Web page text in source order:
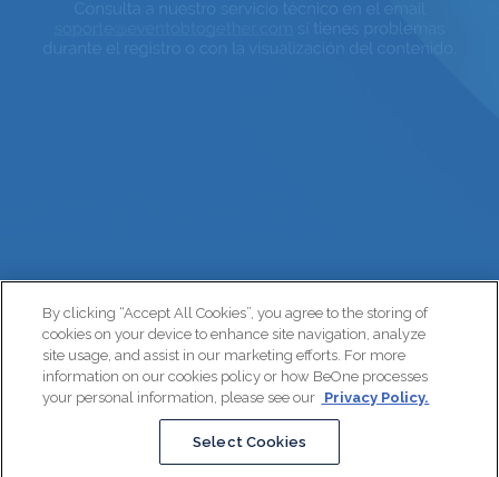
By clicking “Accept All Cookies”, you agree to the storing of
cookies on your device to enhance site navigation, analyze
site usage, and assist in our marketing efforts. For more
information on our cookies policy or how BeOne processes
your personal information, please see our Privacy Policy.
Select Cookies